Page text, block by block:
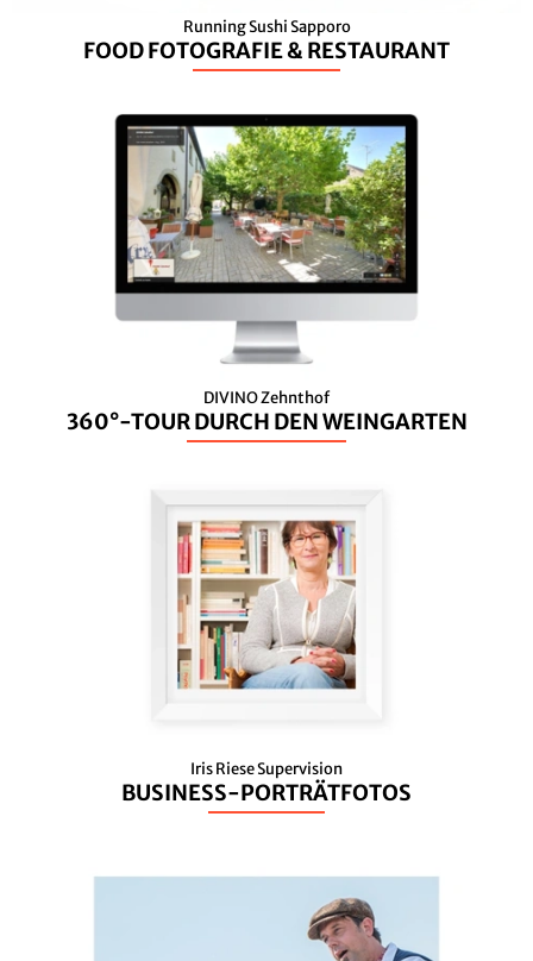
Running Sushi Sapporo
FOOD FOTOGRAFIE & RESTAURANT
DIVINO Zehnthof
360°-TOUR DURCH DEN WEINGARTEN
Iris Riese Supervision
BUSINESS-PORTRÄTFOTOS